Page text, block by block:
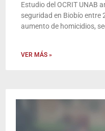
Estudio del OCRIT UNAB
seguridad en Biobío entre
aumento de homicidios,
VER MÁS »